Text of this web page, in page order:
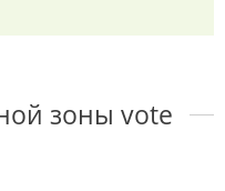
зоны vote